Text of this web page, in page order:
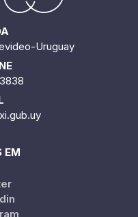
Uruguay
EM